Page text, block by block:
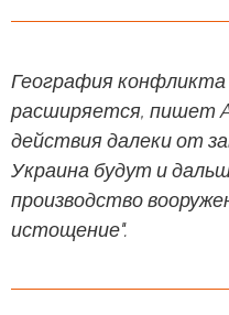
География
расширяется, пишет
действия далеки от
Украина будут и
производство
истощение".